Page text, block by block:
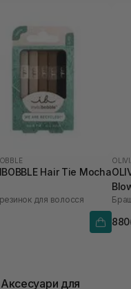
Hair Tie Mocha
для волосся
Аксесуари для